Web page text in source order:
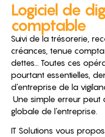
Logiciel de
comptable
Suivi de la trésorerie,
créances, tenue
dettes… Toutes ces
pourtant essentielles,
d’entreprise de la
Une simple erreur peut
globale de l’entreprise.
IT Solutions vous